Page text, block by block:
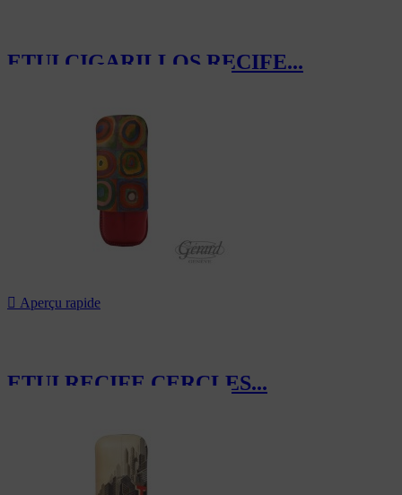
ETUI CIGARILLOS RECIFE...
 Aperçu rapide
ETUI RECIFE CERCLES...